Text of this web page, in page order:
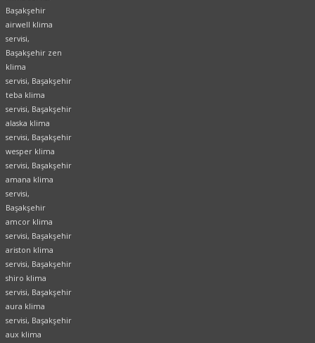
Başakşehir
airwell klima
servisi,
Başakşehir zen
klima
servisi, Başakşehir
teba klima
servisi, Başakşehir
alaska klima
servisi, Başakşehir
wesper klima
servisi, Başakşehir
amana klima
servisi,
Başakşehir
amcor klima
servisi, Başakşehir
ariston klima
servisi, Başakşehir
shiro klima
servisi, Başakşehir
aura klima
servisi, Başakşehir
aux klima